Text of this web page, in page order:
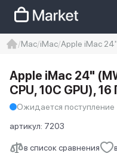
Iphone 14 pro max
Mac iMac Apple iMac
в список сравнения
Apple iMac 24"
CPU, 10C GPU),
Ожидается поступление
артикул: 7203